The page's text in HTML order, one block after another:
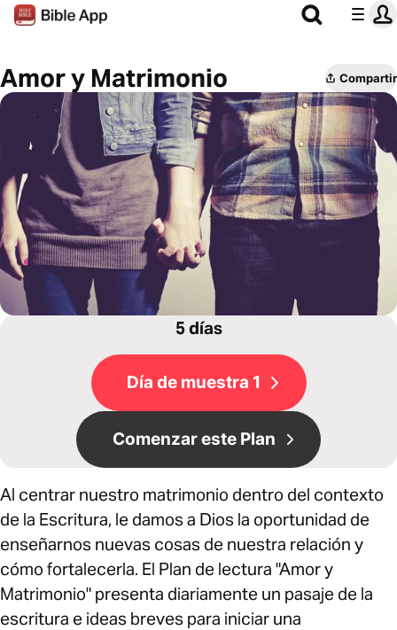
Amor y Matrimonio Compartir
5 días
Día de muestra 1
Comenzar este Plan
Al centrar nuestro matrimonio dentro del contexto
de la Escritura, le damos a Dios la oportunidad de
enseñarnos nuevas cosas de nuestra relación y
cómo fortalecerla. El Plan de lectura "Amor y
Matrimonio" presenta diariamente un pasaje de la
escritura e ideas breves para iniciar una